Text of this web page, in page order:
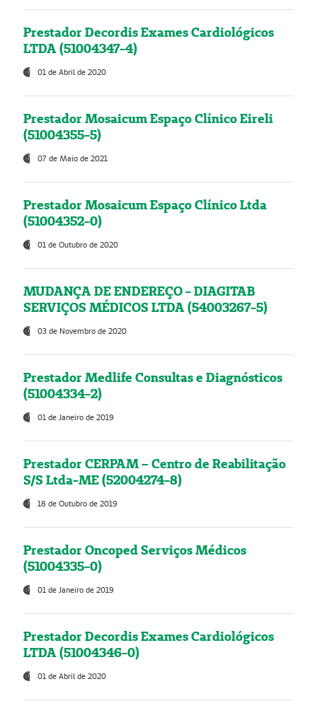
Prestador Decordis Exames Cardiológicos
LTDA (51004347-4)
01 de Abril de 2020
Prestador Mosaicum Espaço Clínico Eireli
(51004355-5)
07 de Maio de 2021
Prestador Mosaicum Espaço Clínico Ltda
(51004352-0)
01 de Outubro de 2020
MUDANÇA DE ENDEREÇO - DIAGITAB
SERVIÇOS MÉDICOS LTDA (54003267-5)
03 de Novembro de 2020
Prestador Medlife Consultas e Diagnósticos
(51004334-2)
01 de Janeiro de 2019
Prestador CERPAM – Centro de Reabilitação
S/S Ltda-ME (52004274-8)
18 de Outubro de 2019
Prestador Oncoped Serviços Médicos
(51004335-0)
01 de Janeiro de 2019
Prestador Decordis Exames Cardiológicos
LTDA (51004346-0)
01 de Abril de 2020